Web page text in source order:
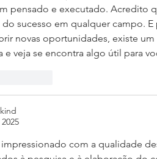
pensado e executado. Acredito
do sucesso em qualquer campo.
novas oportunidades, existe
e veja se encontra algo útil para
com a qualidade